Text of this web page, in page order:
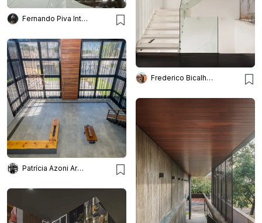
Fernando Piva Interiores
Frederico Bicalho Arquitetura
Patrícia Azoni Arquitetura + Arte & Design